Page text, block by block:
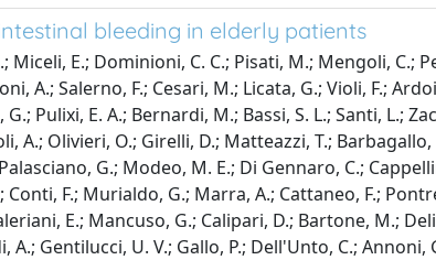
bleeding in elderly patients
Miceli, E.; Dominioni, C. C.; Pisati, M.; Mengoli, C.;
A.; Salerno, F.; Cesari, M.; Licata, G.; Violi, F.;
Pulixi, E. A.; Bernardi, M.; Bassi, S. L.; Santi, L.;
A.; Olivieri, O.; Girelli, D.; Matteazzi, T.;
G.; Modeo, M. E.; Di Gennaro, C.;
F.; Murialdo, G.; Marra, A.; Cattaneo, F.;
E.; Mancuso, G.; Calipari, D.; Bartone, M.;
Gentilucci, U. V.; Gallo, P.; Dell'Unto, C.; Annoni,